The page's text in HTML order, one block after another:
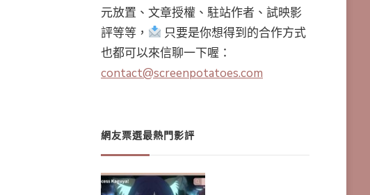
元放置、文章授權、駐站作者、試映影
評等等，
只要是你想得到的合作方式
也都可以來信聊一下喔：
contact@screenpotatoes.com
網友票選最熱門影評